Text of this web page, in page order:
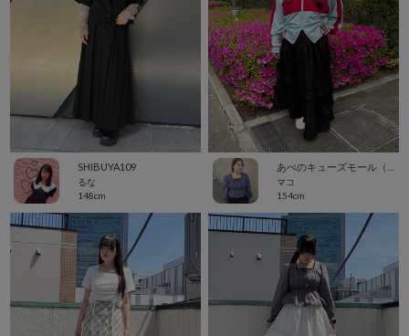
SHIBUYA109
るな
148cm
マコ
154cm